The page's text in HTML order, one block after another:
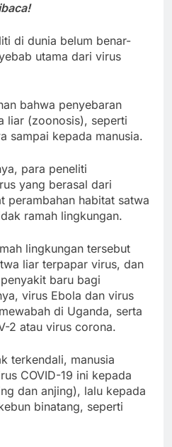
di dunia belum benar-
utama dari virus
bahwa penyebaran
liar (zoonosis), seperti
sampai kepada manusia.
para peneliti
yang berasal dari
perambahan habitat satwa
ramah lingkungan.
lingkungan tersebut
liar terpapar virus, dan
baru bagi
virus Ebola dan virus
di Uganda, serta
2 atau virus corona.
terkendali, manusia
COVID-19 ini kepada
dan anjing), lalu kepada
binatang, seperti